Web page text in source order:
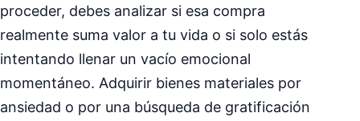
proceder, debes analizar si esa compra
realmente suma valor a tu vida o si solo estás
intentando llenar un vacío emocional
momentáneo. Adquirir bienes materiales por
ansiedad o por una búsqueda de gratificación